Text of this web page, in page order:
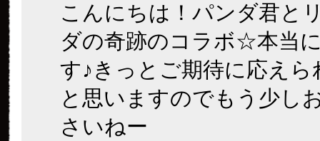
こんにちは！パンダ君と
ダの奇跡のコラボ☆本当
す♪きっとご期待に応えら
と思いますのでもう少し
さいねー